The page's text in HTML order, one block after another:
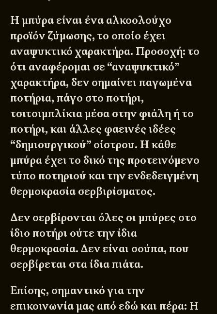
Η μπύρα είναι ένα αλκοολούχο
προϊόν ζύμωσης, το οποίο έχει
αναψυκτικό χαρακτήρα. Προσοχή: το
ότι αναφέρομαι σε “αναψυκτικό”
χαρακτήρα, δεν σημαίνει παγωμένα
ποτήρια, πάγο στο ποτήρι,
τσιτσιμπλίκια μέσα στην φιάλη ή το
ποτήρι, και άλλες φαεινές ιδέες
“δημιουργικού” οίστρου. Η κάθε
μπύρα έχει το δικό της προτεινόμενο
τύπο ποτηριού και την ενδεδειγμένη
θερμοκρασία σερβιρίσματος.
Δεν σερβίρονται όλες οι μπύρες στο
ίδιο ποτήρι ούτε την ίδια
θερμοκρασία. Δεν είναι σούπα, που
σερβίρεται στα ίδια πιάτα.
Επίσης, σημαντικό για την
επικοινωνία μας από εδώ και πέρα: Η